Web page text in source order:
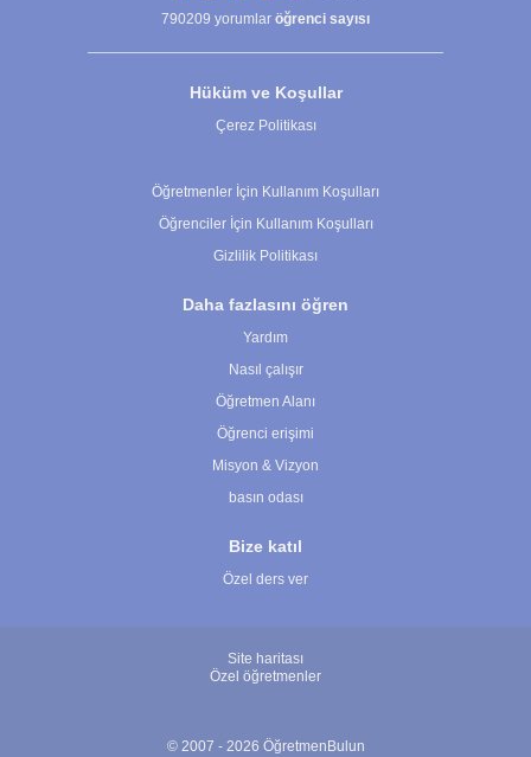
790209 yorumlar öğrenci sayısı
Hüküm ve Koşullar
Çerez Politikası
Öğretmenler İçin Kullanım Koşulları
Öğrenciler İçin Kullanım Koşulları
Gizlilik Politikası
Daha fazlasını öğren
Yardım
Nasıl çalışır
Öğretmen Alanı
Öğrenci erişimi
Misyon & Vizyon
basın odası
Bize katıl
Özel ders ver
Site haritası
Özel öğretmenler
© 2007 - 2026 ÖğretmenBulun